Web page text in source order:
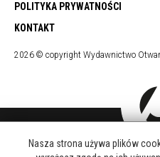
POLITYKA PRYWATNOŚCI
KONTAKT
2026 © copyright Wydawnictwo
Nasza strona używa plików